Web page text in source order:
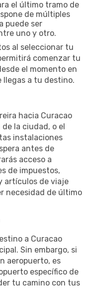
el último tramo de
de múltiples
puede ser
uno y otro.
al seleccionar tu
comenzar tu
el momento en
llegas a tu destino.
hacia Curacao
la ciudad, o el
instalaciones
antes de
acceso a
de impuestos,
artículos de viaje
necesidad de último
a Curacao
Sin embargo, si
aeropuerto, es
específico de
tu camino con tus